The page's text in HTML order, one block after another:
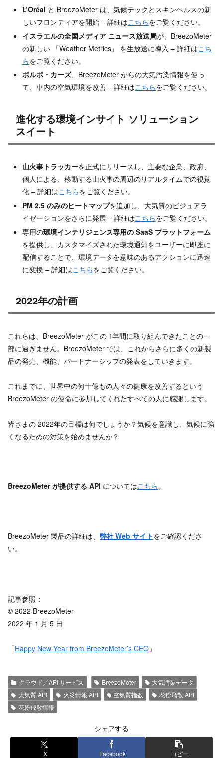
L’Oréal と BreezoMeter は、気候テックとスキンヘルスの新
しいフロンティアを開始 – 詳細はこちらをご覧ください。
イスラエルの全国メディア ニュース放送局が、BreezoMeter
の新しい 「Weather Metrics」 を生放送に導入 – 詳細はこち
らをご覧ください。
ボルボ・カーズ、BreezoMeter からの大気汚染情報を使っ
て、車内の空気環境を改善 – 詳細はこちらをご覧ください。
進化する環境インサイト ソリューション
スイート
山火事トラッカーを正式にリリースし、主要な企業、政府、
個人による、移動する山火事の周辺のリアルタイムでの視覚
化 – 詳細はこちらをご覧ください。
PM 2.5 のみのヒートマップを追加し、大気質のビジュアラ
イゼーションをさらに発展 – 詳細はこちらをご覧ください。
専用の環境インテリジェンス専用の SaaS プラットフォーム
を提供し、カスタマイズされた環境通知をユーザーに即座に
配信することで、環境データを意味のあるアクションに迅速
に変換 – 詳細はこちらをご覧ください。
2022年の計画
これらは、BreezoMeter がこの 1年間に取り組んできたことの一
部に過ぎません。BreezoMeter では、これからさらに多くの新製
品の発売、機能、パートナーシップの発表をしていきます。
これまでに、世界中の何十億もの人々の健康を改善するという
BreezoMeter の使命に参加してくれたすべての人に感謝します。
皆さまの 2022年の目標は何でしょうか？気候を意識し、気候に強
くなるための対策を始めませんか？
BreezoMeterが提供する API についてはこちら 。
BreezoMeter 製品の詳細は、 弊社 Web サイトをご確認くださ
い。
記事参照：
© 2022 BreezoMeter
2022 年 1 月 5 日
「Happy New Year from BreezoMeter’s CEO 」
クラウド／API サービス BreezoMeter
大気汚染データ
大気質 API
火災情報 API 空気質指数
花粉飛散 API
花粉飛散情報
シェアする
X Facebook コピー